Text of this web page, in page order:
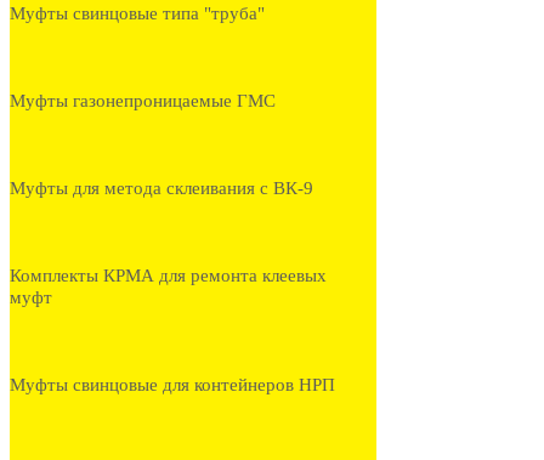
Муфты свинцовые типа "труба"
Муфты газонепроницаемые ГМС
Муфты для метода склеивания с ВК-9
Комплекты КРМА для ремонта клеевых
муфт
Муфты свинцовые для контейнеров НРП